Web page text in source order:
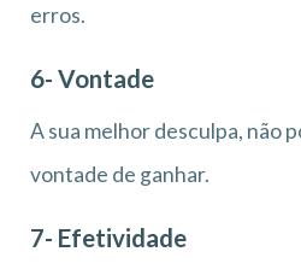
erros.
6- Vontade
A sua melhor desculpa, não
vontade de ganhar.
7- Efetividade